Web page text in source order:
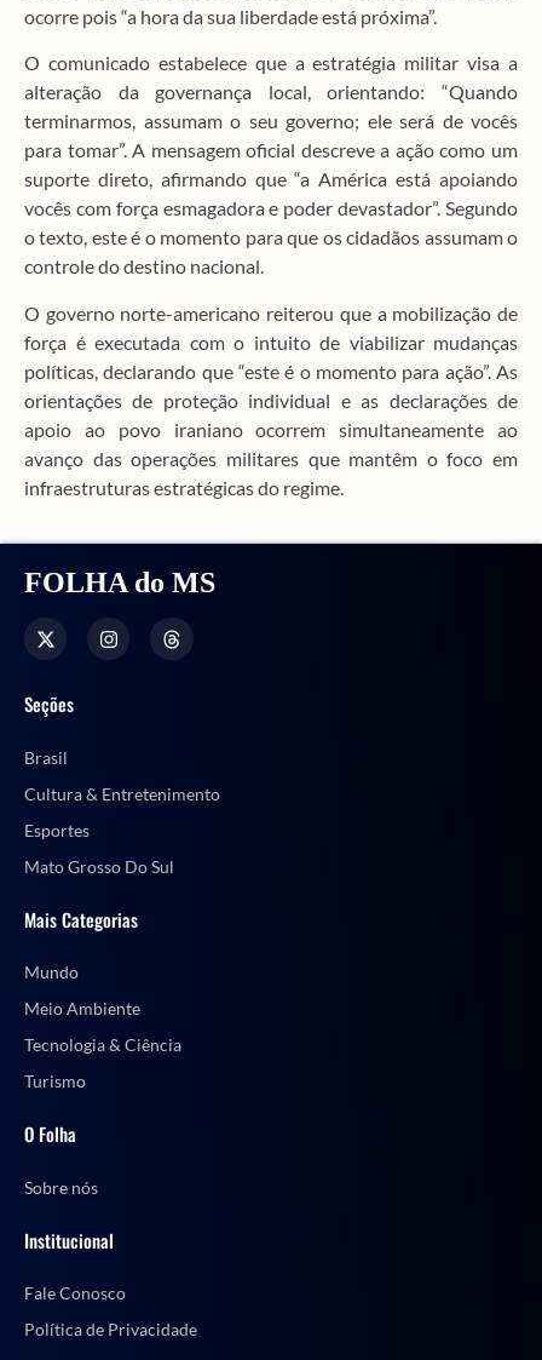
ocorre pois “a hora da sua liberdade está próxima”.
O comunicado estabelece que a estratégia militar visa a
alteração da governança local, orientando: “Quando
terminarmos, assumam o seu governo; ele será de vocês
para tomar”. A mensagem oficial descreve a ação como um
suporte direto, afirmando que “a América está apoiando
vocês com força esmagadora e poder devastador”. Segundo
o texto, este é o momento para que os cidadãos assumam o
controle do destino nacional.
O governo norte-americano reiterou que a mobilização de
força é executada com o intuito de viabilizar mudanças
políticas, declarando que “este é o momento para ação”. As
orientações de proteção individual e as declarações de
apoio ao povo iraniano ocorrem simultaneamente ao
avanço das operações militares que mantêm o foco em
infraestruturas estratégicas do regime.
FOLHA do MS
Seções
Brasil
Cultura & Entretenimento
Esportes
Mato Grosso Do Sul
Mais Categorias
Mundo
Meio Ambiente
Tecnologia & Ciência
Turismo
O Folha
Sobre nós
Institucional
Fale Conosco
Política de Privacidade